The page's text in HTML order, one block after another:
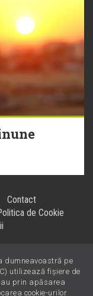
Contact
de Cookie
!
dumneavoastră pe
utilizează fișiere de
prin apăsarea
cookie-urilor